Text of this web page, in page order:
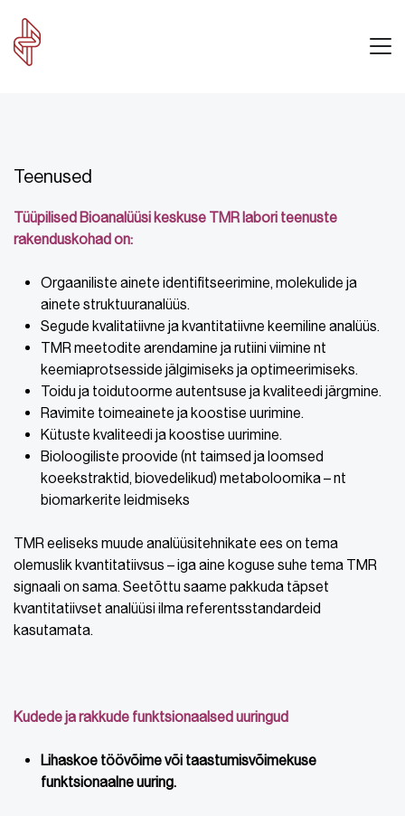
Teenused
Tüüpilised Bioanalüüsi keskuse TMR labori teenuste
rakenduskohad on:
Orgaaniliste ainete identifitseerimine, molekulide ja
ainete struktuuranalüüs.
Segude kvalitatiivne ja kvantitatiivne keemiline analüüs.
TMR meetodite arendamine ja rutiini viimine nt
keemiaprotsesside jälgimiseks ja optimeerimiseks.
Toidu ja toidutoorme autentsuse ja kvaliteedi järgmine.
Ravimite toimeainete ja koostise uurimine.
Kütuste kvaliteedi ja koostise uurimine.
Bioloogiliste proovide (nt taimsed ja loomsed
koeekstraktid, biovedelikud) metaboloomika – nt
biomarkerite leidmiseks
TMR eeliseks muude analüüsitehnikate ees on tema
olemuslik kvantitatiivsus – iga aine koguse suhe tema TMR
signaali on sama. Seetõttu saame pakkuda täpset
kvantitatiivset analüüsi ilma referentsstandardeid
kasutamata.
Kudede ja rakkude funktsionaalsed uuringud
Lihaskoe töövõime või taastumisvõimekuse
funktsionaalne uuring.